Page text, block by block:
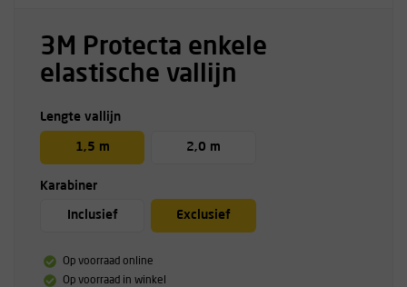
3M Protecta enkele
elastische vallijn
Lengte vallijn
1,5 m 2,0 m
Karabiner
Inclusief Exclusief
Op voorraad online
Op voorraad in winkel